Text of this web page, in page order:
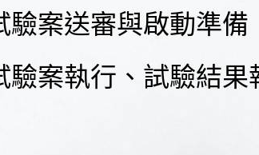
驗案送審與啟動準備
驗案執行、試驗結